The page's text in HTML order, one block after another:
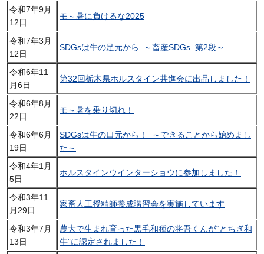
令和7年9月
12日
モ～暑に負けるな2025
令和7年3月
12日
SDGsは牛の足元から ～畜産SDGs 第2段～
令和6年11
月6日
第32回栃木県ホルスタイン共進会に出品しました！
令和6年8月
22日
モ～暑を乗り切れ！
令和6年6月
19日
SDGsは牛の口元から！ ～できることから始めまし
た～
令和4年1月
5日
ホルスタインウインターショウに参加しました！
令和3年11
月29日
家畜人工授精師養成講習会を実施しています
令和3年7月
13日
農大で生まれ育った黒毛和種の将吾くんが“とちぎ和
牛”に認定されました！